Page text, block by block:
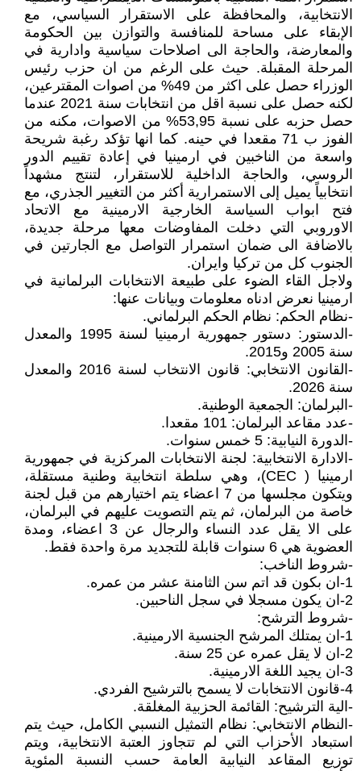
الانتخابية، والمحافظة على الاستقرار السياسي، مع
الإبقاء على مساحة للمنافسة والتوازن بين الحكومة
والمعارضة، والحاجة الى اصلاحات سياسية وادارية في
المرحلة المقبلة. حيث على الرغم من ان حزب رئيس
الوزراء حصل على اكثر من 49% من اصوات المقترعين،
لكنه حصل على نسبة اقل من انتخابات سنة 2021 عندما
حصل حزبه على نسبة 53,95% من الاصوات، مكنه من
الفوز ب 71 مقعدا في حينه. كما انها تؤكد رغبة شريحة
واسعة من الناخبين في ارمينيا في إعادة تقييم الدور
الروسي، والحاجة الداخلية للاستقرار، لتنتج مشهداً
انتخابياً يميل إلى الاستمرارية أكثر من التغيير الجذري، مع
فتح ابواب السياسة الخارجية الارمينية مع الاتحاد
الاوروبي التي دخلت المفاوضات معها مرحلة جديدة،
بالاضافة الى ضمان استمرار التواصل مع الجارتين في
الجنوب كل من تركيا وايران.
ولاجل القاء الضوء على طبيعة الانتخابات البرلمانية في
ارمينيا نعرض ادناه معلومات وبيانات عنها:
-نظام الحكم: نظام الحكم البرلماني.
-الدستور: دستور جمهورية ارمينيا لسنة 1995 والمعدل
سنة 2005 و2015.
-القانون الانتخابي: قانون الانتخاب لسنة 2016 والمعدل
سنة 2026.
-البرلمان: الجمعية الوطنية.
-عدد مقاعد البرلمان: 101 مقعدا.
-الدورة النيابية: 5 خمس سنوات.
-الادارة الانتخابية: لجنة الانتخابات المركزية في جمهورية
ارمينيا ( CEC)، وهي سلطة انتخابية وطنية مستقلة،
ويتكون مجلسها من 7 اعضاء يتم اختيارهم من قبل لجنة
خاصة من البرلمان، ثم يتم التصويت عليهم في البرلمان،
على الا يقل عدد النساء والرجال عن 3 اعضاء، ومدة
العضوية هي 6 سنوات قابلة للتجديد مرة واحدة فقط.
-شروط الناخب:
1-ان بكون قد اتم سن الثامنة عشر من عمره.
2-ان يكون مسجلا في سجل الناحبين.
-شروط الترشح:
1-ان يمتلك المرشح الجنسية الارمينية.
2-ان لا يقل عمره عن 25 سنة.
3-ان يجيد اللغة الارمينية.
4-قانون الانتخابات لا يسمح بالترشيح الفردي.
-الية الترشيح: القائمة الحزبية المغلقة.
-النظام الانتخابي: نظام التمثيل النسبي الكامل، حيث يتم
استبعاد الأحزاب التي لم تتجاوز العتبة الانتخابية، ويتم
توزيع المقاعد النيابية العامة حسب النسبة المئوية